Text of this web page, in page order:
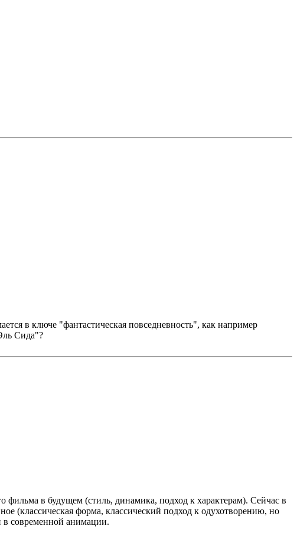
в ключе "фантастическая повседневность", как например
Сида"?
фильма в будущем (стиль, динамика, подход к характерам). Сейчас в
(классическая форма, классический подход к одухотворению, но
в современной анимации.